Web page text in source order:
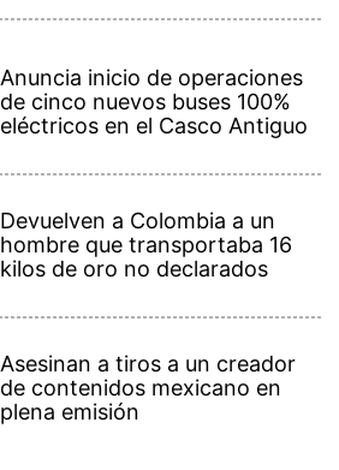
Anuncia inicio de operaciones
de cinco nuevos buses 100%
eléctricos en el Casco Antiguo
Devuelven a Colombia a un
hombre que transportaba 16
kilos de oro no declarados
Asesinan a tiros a un creador
de contenidos mexicano en
plena emisión